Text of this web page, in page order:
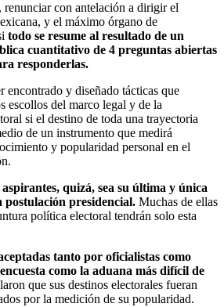
con antelación a dirigir el
y el máximo órgano de
todo se resume al resultado de un
cuantitativo de 4 preguntas abiertas
responderlas.
encontrado y diseñado tácticas que
escollos del marco legal y de la
si el destino de toda una trayectoria
de un instrumento que medirá
y popularidad personal en el
quizá, sea su última y única
postulación presidencial. Muchas de ellas
política electoral tendrán solo esta
tanto por oficialistas como
como la aduana más difícil de
que sus destinos electorales fueran
por la medición de su popularidad.